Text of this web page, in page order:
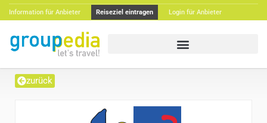
Information für Anbieter Reiseziel eintragen Login für Anbieter
zurück